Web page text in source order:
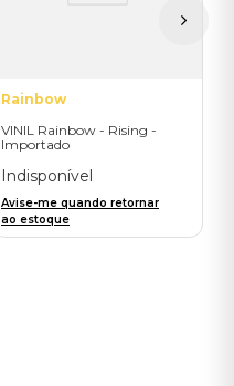
Rainbow
VINIL Rainbow - Rising -
Importado
Indisponível
Avise-me quando retornar
ao estoque